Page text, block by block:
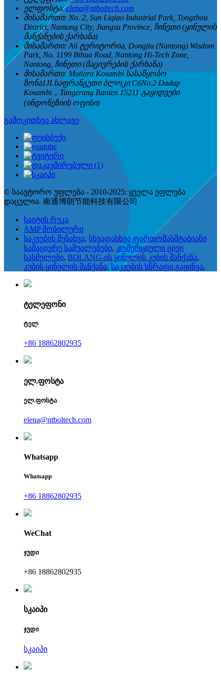
ელფოსტა: elena@ntboltech.com
მისამართი: No. 2, Sun Liqiao Industrial Park, Tongzhou
District, Nantong City, Jiangsu Province, ჩინეთი (ყინულის
მანქანების ქარხანა)
მისამართი: A6 ტერიტორია, Dongjiu (Nantong) Wisdom
Park, No. 1199 Bihua Road, Nantong Hi-Tech Zone,
Nantong, ჩინეთი (მაცივრების ქარხანა)
მისამართი: Mutiara Kosambi სასაწყობო
ზონა1JI.საფრანგეთი ბლოკი C6No.2 Dadap
Kosambi，Tangerang Banten 15211 გაყიდვები
(ინდონეზიის ოფისი)
გამოკითხვა ახლავე
© საავტორო უფლება - 2010-2025: ყველა უფლება
დაცულია. 南通博朗节能科技有限公司
საიტის რუკა
AMP მობილური
საკვების შენახვა, სხვადასხვა ფართომასშტაბიანი
სამაცივრე საშუალებები, კომერციული ცივი
სასმელები, BOLANG-ის ყინულის კუბის მანქანა,
კუბის ყინულის მანქანა,საკვების სწრაფი გაყინვა,
ტელეფონი
ტელ
+86 18862802935
ელ.ფოსტა
ელ.ფოსტა
elena@ntboltech.com
Whatsapp
Whatsapp
+86 18862802935
WeChat
ჯუდი
+86 18862802935
სკაიპი
ჯუდი
სკაიპი